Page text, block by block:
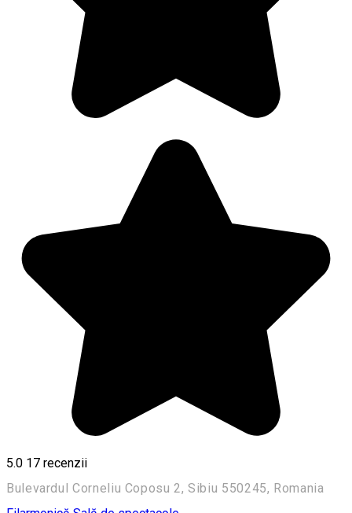
5.0 17 recenzii
Bulevardul Corneliu Coposu 2, Sibiu 550245, Romania